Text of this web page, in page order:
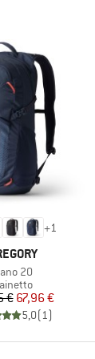
+1
20
di prodotti
Prezzo
€Prezzo ridotto
67,96 €
5,0(1)